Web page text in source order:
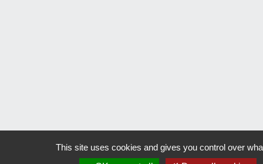
This site uses cookies and gives you control over